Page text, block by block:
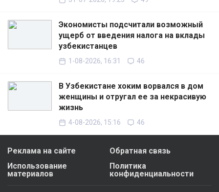
Экономисты подсчитали возможный
ущерб от введения налога на вклады
узбекистанцев
1-08-2026, 16:31 46
В Узбекистане хоким ворвался в дом
женщины и отругал ее за некрасивую
жизнь
4-08-2026, 15:16 46
Реклама на сайте
Обратная связь
Использование
материалов
Политика
конфиденциальности